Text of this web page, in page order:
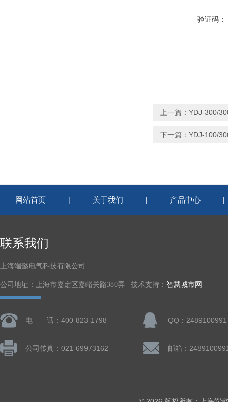
验证码：
上一篇： YDJ-300/
下一篇： YDJ-100/
网站首页 | 关于我们 | 产品中心
联系我们
上海端懿电气科技有限公司
公司地址：上海市嘉定区嘉峪关路380弄 技术支持： 智慧城市网
电 话：400-823-1798 QQ：2489100991
公司传真：021-69973162 邮箱：